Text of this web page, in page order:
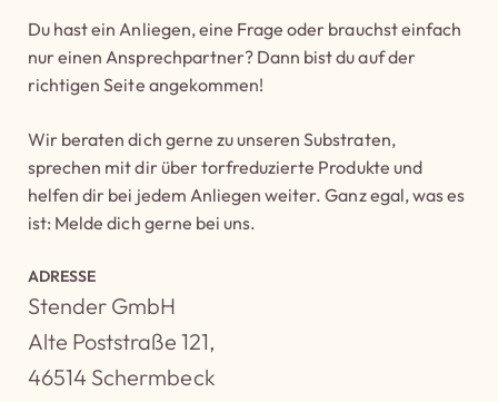
Du hast ein Anliegen, eine Frage oder brauchst einfach
nur einen Ansprechpartner? Dann bist du auf der
richtigen Seite angekommen!
Wir beraten dich gerne zu unseren Substraten,
sprechen mit dir über torfreduzierte Produkte und
helfen dir bei jedem Anliegen weiter. Ganz egal, was es
ist: Melde dich gerne bei uns.
ADRESSE
Stender GmbH
Alte Poststraße 121,
46514 Schermbeck